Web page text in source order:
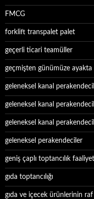
FMCG
forklift transpalet palet
geçerli ticari teamüller
geçmişten günümüze ayakta
geleneksel kanal
geleneksel kanal
geleneksel kanal
geleneksel perakendeciler
geniş çaplı toptancılık
gıda toptancılığı
gıda ve içecek ürünlerinin raf